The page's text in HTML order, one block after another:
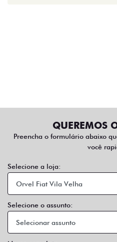
QUEREMOS
Preencha o formulário abaixo
você
Selecione a loja:
Selecione o assunto: